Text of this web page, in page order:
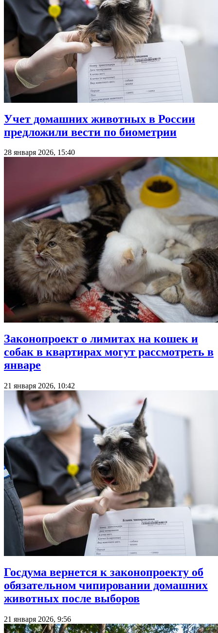
Учет домашних животных в России
предложили вести по биометрии
28 января 2026, 15:40
Законопроект о лимитах на кошек и
собак в квартирах могут рассмотреть в
январе
21 января 2026, 10:42
Госдума вернется к законопроекту об
обязательном чипировании домашних
животных после выборов
21 января 2026, 9:56